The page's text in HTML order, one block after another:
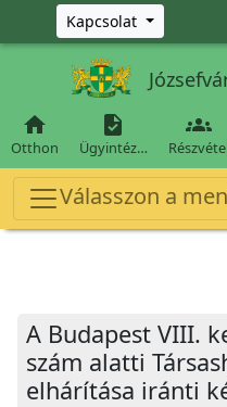
Ugrás a fő tartalomra
Kapcsolat

Otthon

Ügyintéz…

Válasszon a
A Budapest VIII.
szám alatti
elhárítása iránti